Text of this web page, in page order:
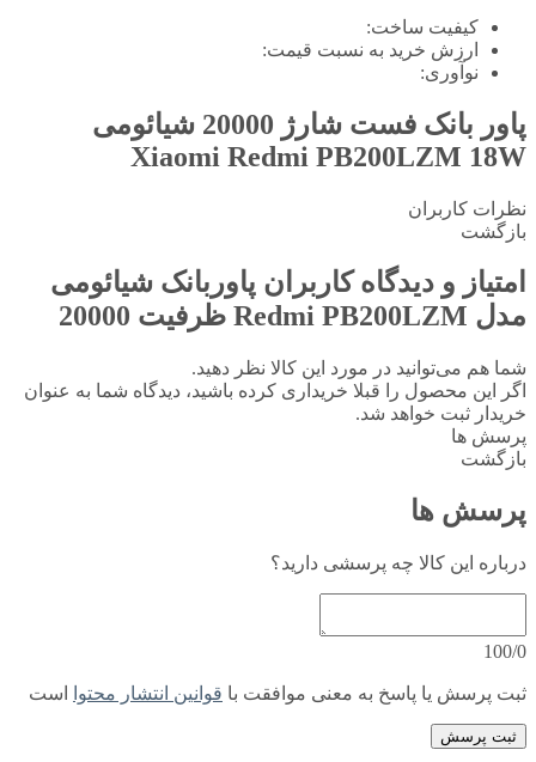
کیفیت ساخت:
ارزش خرید به نسبت قیمت:
نوآوری:
پاور بانک فست شارژ 20000 شیائومی
Xiaomi Redmi PB200LZM 18W
نظرات کاربران
بازگشت
امتیاز و دیدگاه کاربران پاوربانک شیائومی
مدل Redmi PB200LZM ظرفیت 20000
شما هم می‌توانید در مورد این کالا نظر دهید.
اگر این محصول را قبلا خریداری کرده باشید، دیدگاه شما به عنوان
خریدار ثبت خواهد شد.
پرسش ها
بازگشت
پرسش ها
درباره این کالا چه پرسشی دارید؟
100/0
ثبت پرسش یا پاسخ به معنی موافقت با قوانین انتشار محتوا است
ثبت پرسش